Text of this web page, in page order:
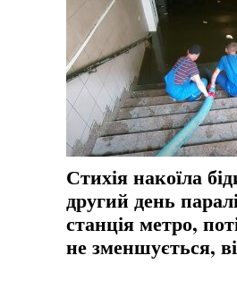
Стихія накоїла
другий день
станція метро,
не зменшується,